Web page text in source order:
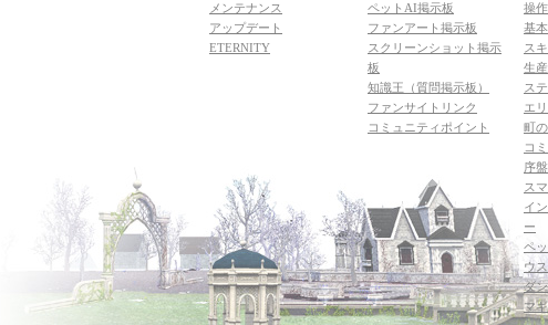
メンテナンス
アップデート
ETERNITY
ペットAI掲示板
ファンアート掲示板
スクリーンショット掲示
板
知識王（質問掲示板）
ファンサイトリンク
コミュニティポイント
操
基
ス
生産
ス
エ
町
コ
序
ス
イ
ー
ペ
ウス
ダ
マ